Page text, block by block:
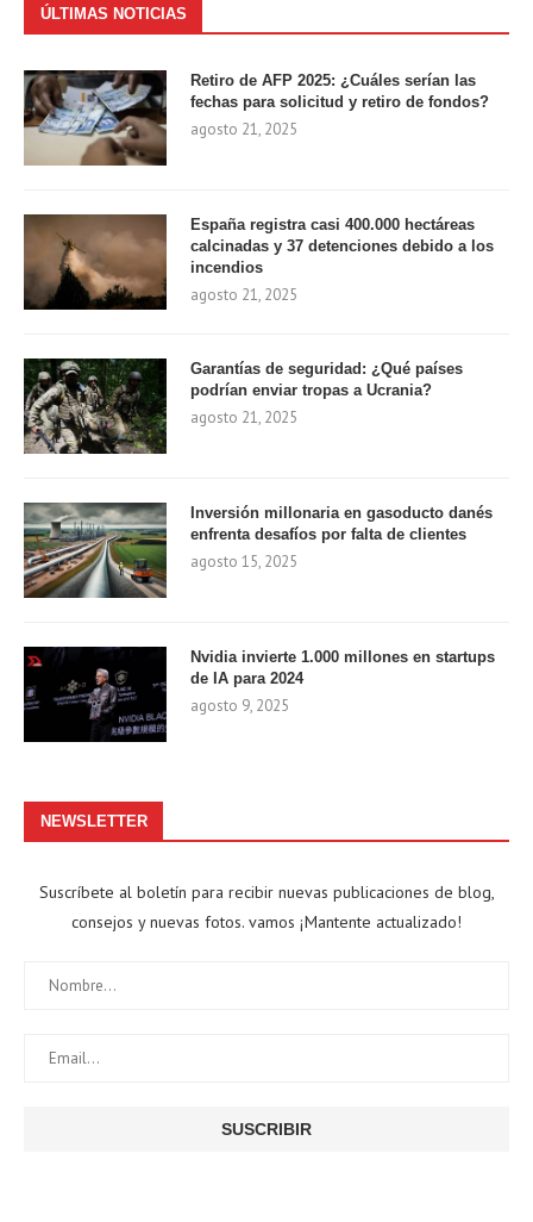
ÚLTIMAS NOTICIAS
Retiro de AFP 2025: ¿Cuáles serían las
fechas para solicitud y retiro de fondos?
agosto 21, 2025
España registra casi 400.000 hectáreas
calcinadas y 37 detenciones debido a los
incendios
agosto 21, 2025
Garantías de seguridad: ¿Qué países
podrían enviar tropas a Ucrania?
agosto 21, 2025
Inversión millonaria en gasoducto danés
enfrenta desafíos por falta de clientes
agosto 15, 2025
Nvidia invierte 1.000 millones en startups
de IA para 2024
agosto 9, 2025
NEWSLETTER
Suscríbete al boletín para recibir nuevas publicaciones de blog,
consejos y nuevas fotos. vamos ¡Mantente actualizado!